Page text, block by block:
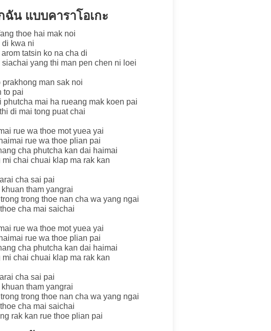
ฉัน แบบคาราโอเกะ
thoe hai mak noi
kwa ni
tatsin ko na cha di
yang thi man pen chen ni loei
prakhong man sak noi
to pai
phutcha mai ha rueang mak koen pai
di mai tong puat chai
rue wa thoe mot yuea yai
rue wa thoe plian pai
cha phutcha kan dai haimai
mi chai chuai klap ma rak kan
cha sai pai
tham yangrai
trong thoe nan cha wa yang ngai
cha mai saichai
rue wa thoe mot yuea yai
rue wa thoe plian pai
cha phutcha kan dai haimai
mi chai chuai klap ma rak kan
cha sai pai
tham yangrai
trong thoe nan cha wa yang ngai
cha mai saichai
rak kan rue thoe plian pai